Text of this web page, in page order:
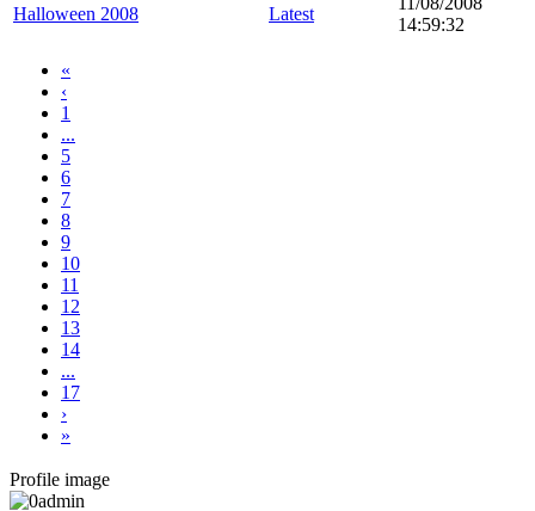
Halloween 2008
Latest
14:59:32
«
‹
1
...
5
6
7
8
9
10
11
12
13
14
...
17
›
»
Profile image